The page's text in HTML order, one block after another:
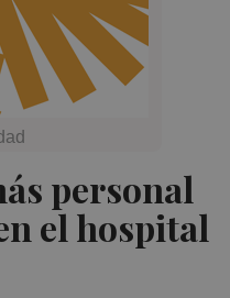
personal
el hospital